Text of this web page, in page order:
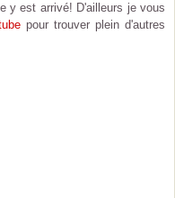
y est arrivé! D'ailleurs je vous
pour trouver plein d'autres